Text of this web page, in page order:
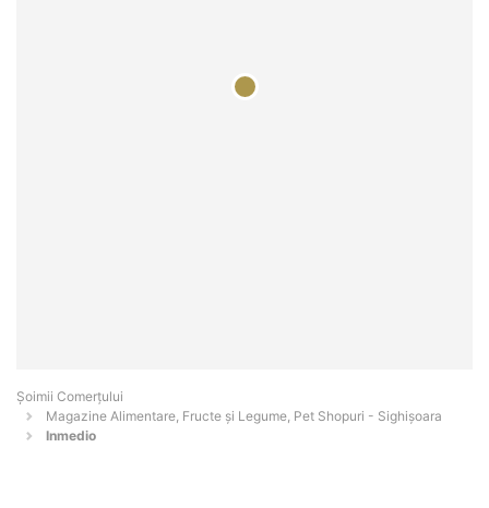
Șoimii Comerțului
Magazine Alimentare, Fructe și Legume, Pet Shopuri - Sighişoara
Inmedio